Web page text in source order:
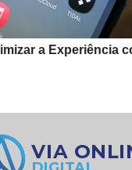
a Experiência